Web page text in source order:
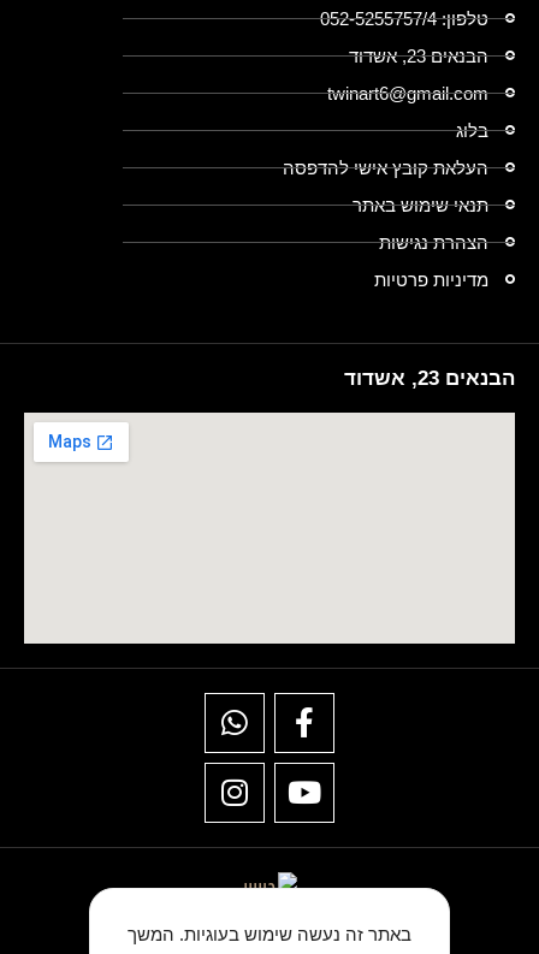
טלפון: 052-5255757/4
הבנאים 23, אשדוד
twinart6@gmail.com
בלוג
העלאת קובץ אישי להדפסה
תנאי שימוש באתר
הצהרת נגישות
מדיניות פרטיות
הבנאים 23, אשדוד
באתר זה נעשה שימוש בעוגיות. המשך